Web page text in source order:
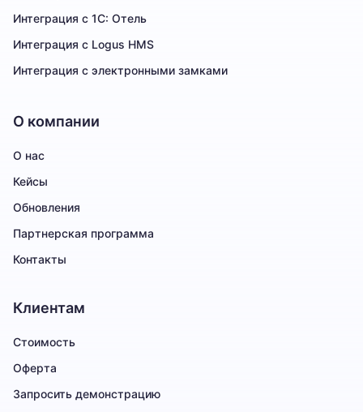
Интеграция с 1С: Отель
Интеграция с Logus HMS
Интеграция с электронными замками
О компании
О нас
Кейсы
Обновления
Партнерская программа
Контакты
Клиентам
Стоимость
Оферта
Запросить демонстрацию